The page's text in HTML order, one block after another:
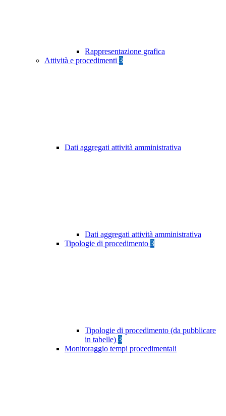
Rappresentazione grafica
Attività e procedimenti 3
Dati aggregati attività amministrativa
Dati aggregati attività amministrativa
Tipologie di procedimento 3
Tipologie di procedimento (da pubblicare
in tabelle) 3
Monitoraggio tempi procedimentali